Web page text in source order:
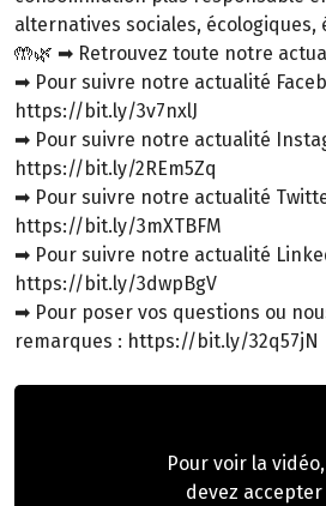
alternatives sociales,
🤲🌿 ➡ Retrouvez toute notre
➡ Pour suivre notre actualité
https://bit.ly/3v7nxlJ
➡ Pour suivre notre actualité
https://bit.ly/2REm5Zq
➡ Pour suivre notre actualité
https://bit.ly/3mXTBFM
➡ Pour suivre notre actualité
https://bit.ly/3dwpBgV
➡ Pour poser vos questions ou
remarques : https://bit.ly/32q57jN
Pour voir la
devez accepter